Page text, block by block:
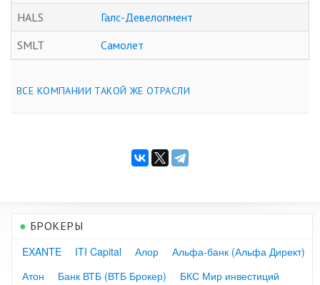
HALS
Галс-Девелопмент
SMLT
Самолет
ВСЕ КОМПАНИИ ТАКОЙ ЖЕ ОТРАСЛИ
● БРОКЕРЫ
EXANTE
ITI Capital Алор
Альфа-банк (Альфа Директ)
Атон
Банк ВТБ (ВТБ Брокер) БКС Мир инвестиций